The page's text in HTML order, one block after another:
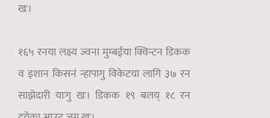
खः।
१६५ रनया लक्ष्य ज्वना मुम्बईया क्विन्टन डिकक
व इशान किसनं न्हापागु विकेटया लागि ३७ रन
साझेदारी याःगु खः। डिकक १९ बलय् १८ रन